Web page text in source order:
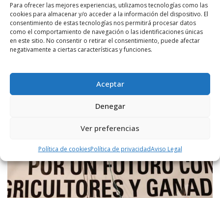
Para ofrecer las mejores experiencias, utilizamos tecnologías como las
cookies para almacenar y/o acceder a la información del dispositivo. El
consentimiento de estas tecnologías nos permitirá procesar datos
como el comportamiento de navegación o las identificaciones únicas
en este sitio. No consentir o retirar el consentimiento, puede afectar
negativamente a ciertas características y funciones.
Aceptar
Denegar
Ver preferencias
Política de cookiesPolítica de privacidadAviso Legal
La Unión de Pequeños Agricultores y Ganaderos de La Rioja (UPA
Rioja) anuncia que no se sumará a la tractorada del próximo 2 de
marzo. La ...
LEER MÁS